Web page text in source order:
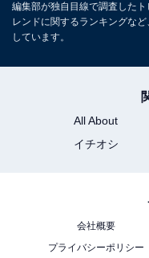
編集部が独自目線で調査した
レンドに関するランキングな
しています。
All About
イチオシ
会社概要
プライバシーポリシー